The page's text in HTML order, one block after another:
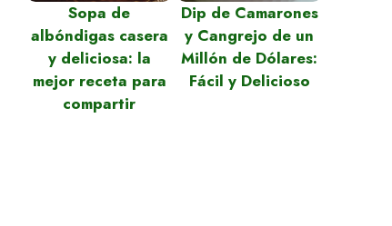
Sopa de
albóndigas casera
y deliciosa: la
mejor receta para
compartir
Dip de Camarones
y Cangrejo de un
Millón de Dólares:
Fácil y Delicioso